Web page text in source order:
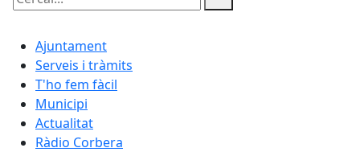
Cercar:
Ajuntament
Serveis i tràmits
T'ho fem fàcil
Municipi
Actualitat
Ràdio Corbera